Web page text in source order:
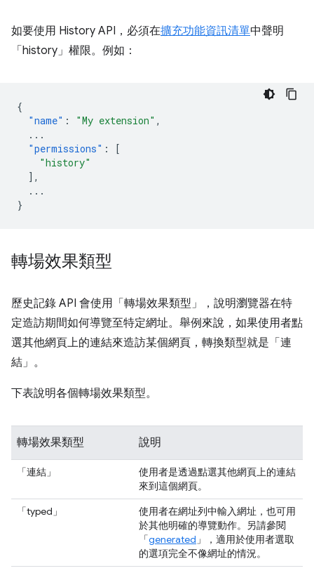
如要使用 History API，必須在擴充功能資訊清單中聲明
「history」權限。例如：
{
"name" : "My extension" ,
...
"permissions" :
[
"history"
],
...
}
轉場效果類型
歷史記錄 API 會使用「轉場效果類型」
，說明瀏覽器在特
定造訪期間如何導覽至特定網址。舉例來說，如果使用者點
選其他網頁上的連結來造訪某個網頁，轉換類型就是「連
結」。
下表說明各個轉場效果類型。
轉場效果類型 說明
「連結」
使用者是透過點選其他網頁上的連結
來到這個網頁。
「typed」
使用者在網址列中輸入網址，也可用
於其他明確的導覽動作。另請參閱
「generated 」，適用於使用者選取
的選項完全不像網址的情況。